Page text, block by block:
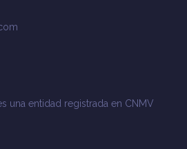
una entidad registrada en CNMV